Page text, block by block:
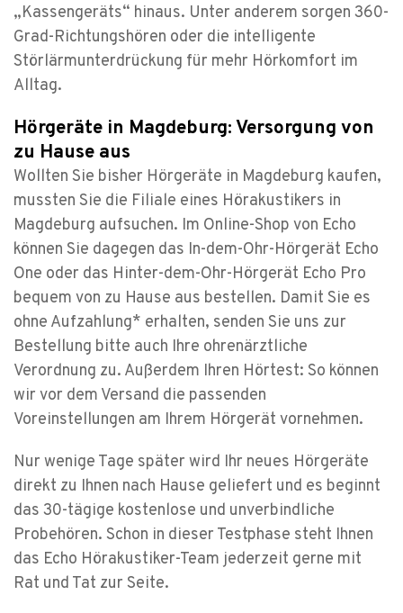
„Kassengeräts“ hinaus. Unter anderem sorgen 360-
Grad-Richtungshören oder die intelligente
Störlärmunterdrückung für mehr Hörkomfort im
Alltag.
Hörgeräte in Magdeburg: Versorgung von
zu Hause aus
Wollten Sie bisher Hörgeräte in Magdeburg kaufen,
mussten Sie die Filiale eines Hörakustikers in
Magdeburg aufsuchen. Im Online-Shop von Echo
können Sie dagegen das In-dem-Ohr-Hörgerät Echo
One oder das Hinter-dem-Ohr-Hörgerät Echo Pro
bequem von zu Hause aus bestellen. Damit Sie es
ohne Aufzahlung* erhalten, senden Sie uns zur
Bestellung bitte auch Ihre ohrenärztliche
Verordnung zu. Außerdem Ihren Hörtest: So können
wir vor dem Versand die passenden
Voreinstellungen am Ihrem Hörgerät vornehmen.
Nur wenige Tage später wird Ihr neues Hörgeräte
direkt zu Ihnen nach Hause geliefert und es beginnt
das 30-tägige kostenlose und unverbindliche
Probehören. Schon in dieser Testphase steht Ihnen
das Echo Hörakustiker-Team jederzeit gerne mit
Rat und Tat zur Seite.